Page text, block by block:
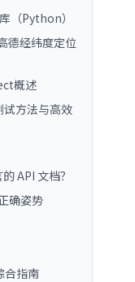
（Python）
德经纬度定位
概述
试方法与高效
API 文档？
确姿势
合指南